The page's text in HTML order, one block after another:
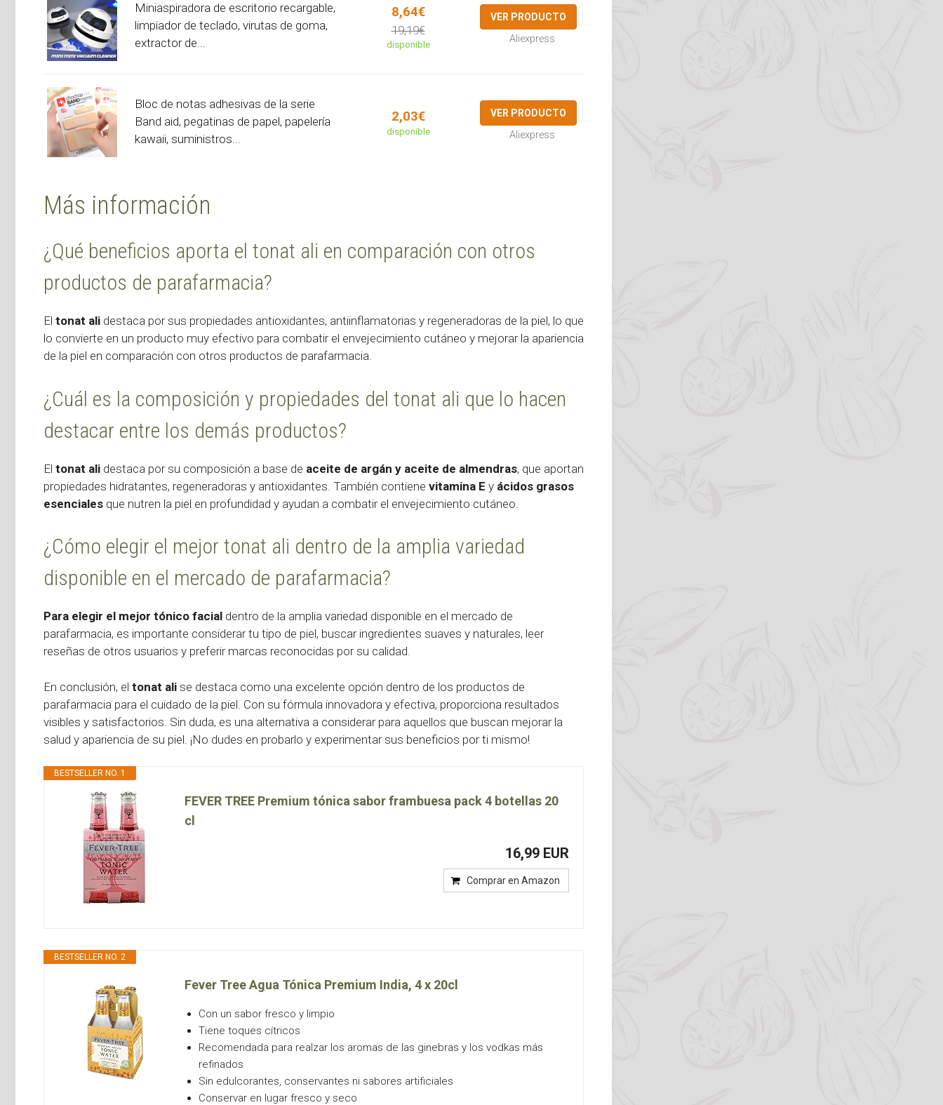
Miniaspiradora de escritorio recargable,
limpiador de teclado, virutas de goma,
extractor de...
8,64€
19,19€
disponible
VER PRODUCTO
Aliexpress
Bloc de notas adhesivas de la serie
Band aid, pegatinas de papel, papelería
kawaii, suministros...
2,03€
disponible
VER PRODUCTO
Aliexpress
Más información
¿Qué beneficios aporta el tonat ali en comparación con otros
productos de parafarmacia?
El tonat ali destaca por sus propiedades antioxidantes, antiinflamatorias y regeneradoras de la piel, lo que
lo convierte en un producto muy efectivo para combatir el envejecimiento cutáneo y mejorar la apariencia
de la piel en comparación con otros productos de parafarmacia.
¿Cuál es la composición y propiedades del tonat ali que lo hacen
destacar entre los demás productos?
El tonat ali destaca por su composición a base de aceite de argán y aceite de almendras, que aportan
propiedades hidratantes, regeneradoras y antioxidantes. También contiene vitamina E y ácidos grasos
esenciales que nutren la piel en profundidad y ayudan a combatir el envejecimiento cutáneo.
¿Cómo elegir el mejor tonat ali dentro de la amplia variedad
disponible en el mercado de parafarmacia?
Para elegir el mejor tónico facial dentro de la amplia variedad disponible en el mercado de
parafarmacia, es importante considerar tu tipo de piel, buscar ingredientes suaves y naturales, leer
reseñas de otros usuarios y preferir marcas reconocidas por su calidad.
En conclusión, el tonat ali se destaca como una excelente opción dentro de los productos de
parafarmacia para el cuidado de la piel. Con su fórmula innovadora y efectiva, proporciona resultados
visibles y satisfactorios. Sin duda, es una alternativa a considerar para aquellos que buscan mejorar la
salud y apariencia de su piel. ¡No dudes en probarlo y experimentar sus beneficios por ti mismo!
BESTSELLER NO. 1
FEVER TREE Premium tónica sabor frambuesa pack 4 botellas 20
cl
16,99 EUR
Comprar en Amazon
BESTSELLER NO. 2
Fever Tree Agua Tónica Premium India, 4 x 20cl
Con un sabor fresco y limpio
Tiene toques cítricos
Recomendada para realzar los aromas de las ginebras y los vodkas más
refinados
Sin edulcorantes, conservantes ni sabores artificiales
Conservar en lugar fresco y seco